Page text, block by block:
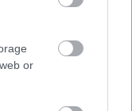
or
GYŐRI BAROKK
felvonulás,
augusztus